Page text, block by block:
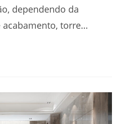
dependendo da
acabamento, torre…